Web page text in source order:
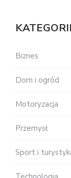
Biznes
Dom i ogród
Motoryzacja
Przemysł
Sport i